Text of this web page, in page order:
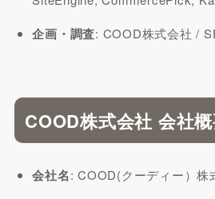
企画・調査: COOD株式会社 /
COOD株式会社 会社
会社名: COOD(クーディー）株